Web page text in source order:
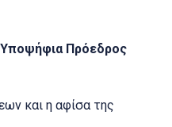
Πρόεδρος
και η αφίσα της